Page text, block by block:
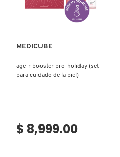
Ver más
MEDICUBE
age-r booster pro-holiday (set
para cuidado de la piel)
$ 8,999.00